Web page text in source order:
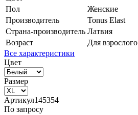
Пол
Женские
Производитель
Tonus Elast
Страна-производитель Латвия
Возраст
Для взрослого
Все характеристики
Цвет
Размер
Артикул145354
По запросу